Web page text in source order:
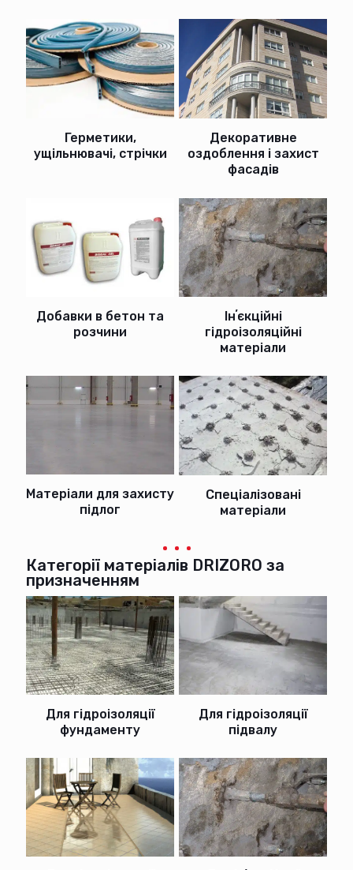
Герметики,
ущільнювачі, стрічки
Декоративне
оздоблення і захист
фасадів
Добавки в бетон та
розчини
Інʼєкційні
гідроізоляційні
матеріали
Матеріали для захисту
підлог
Спеціалізовані
матеріали
Категорії матеріалів DRIZORO за
призначенням
Для гідроізоляції
фундаменту
Для гідроізоляції
підвалу